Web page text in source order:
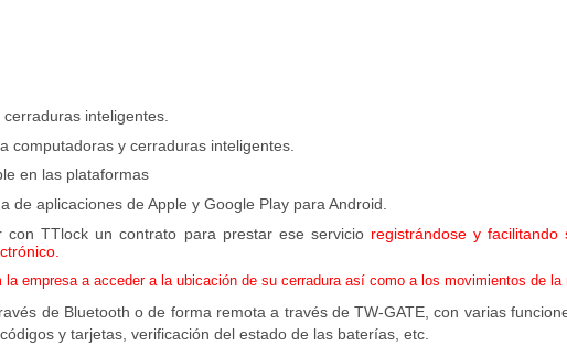
inteligentes.
computadoras y cerraduras inteligentes.
en las plataformas
aplicaciones de Apple y Google Play para Android.
con TTlock un contrato para prestar ese servicio registrándose y facilitando
la empresa a acceder a la ubicación de su cerradura así como alos movimientos de la
de Bluetooth o de forma remota a través deTW-GATE , con varias
y tarjetas, verificación del estado de las baterías, etc.